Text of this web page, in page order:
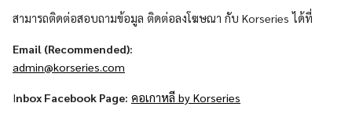
สามารถติดต่อสอบถามข้อมูล ติดต่อลงโฆษณา กับ Korseries ได้ที่
Email (Recommended):
admin@korseries.com
Inbox Facebook Page: คอเกาหลี by Korseries